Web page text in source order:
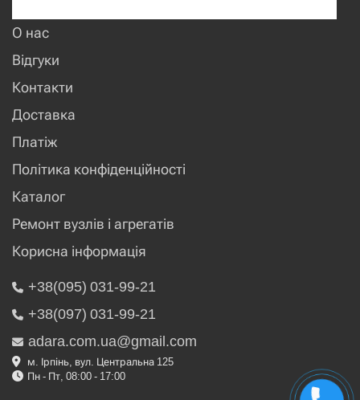
О нас
Відгуки
Контакти
Доставка
Платіж
Політика конфіденційності
Каталог
Ремонт вузлів і агрегатів
Корисна інформація
+38(095) 031-99-21
+38(097) 031-99-21
adara.com.ua@gmail.com
м. Ірпінь, вул. Центральна 125
Пн - Пт, 08:00 - 17:00